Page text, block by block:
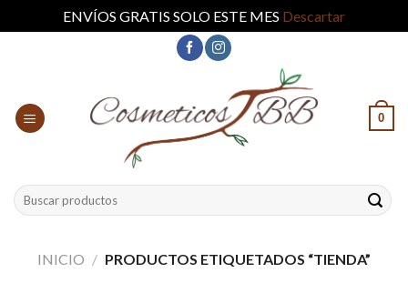
ENVÍOS GRATIS SOLO ESTE MES Descartar
0
Buscar
por:
INICIO / PRODUCTOS ETIQUETADOS “TIENDA”